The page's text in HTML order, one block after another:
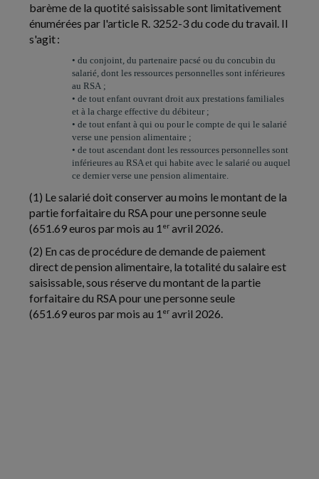
barème de la quotité saisissable sont limitativement
énumérées par l'article R. 3252-3 du code du travail. Il
s'agit :
• du conjoint, du partenaire pacsé ou du concubin du
salarié, dont les ressources personnelles sont inférieures
au RSA ;
• de tout enfant ouvrant droit aux prestations familiales
et à la charge effective du débiteur ;
• de tout enfant à qui ou pour le compte de qui le salarié
verse une pension alimentaire ;
• de tout ascendant dont les ressources personnelles sont
inférieures au RSA et qui habite avec le salarié ou auquel
ce dernier verse une pension alimentaire.
(1) Le salarié doit conserver au moins le montant de la
partie forfaitaire du RSA pour une personne seule
(651.69 euros par mois au 1 eravril 2026.
(2) En cas de procédure de demande de paiement
direct de pension alimentaire, la totalité du salaire est
saisissable, sous réserve du montant de la partie
forfaitaire du RSA pour une personne seule
(651.69 euros par mois au 1 eravril 2026.